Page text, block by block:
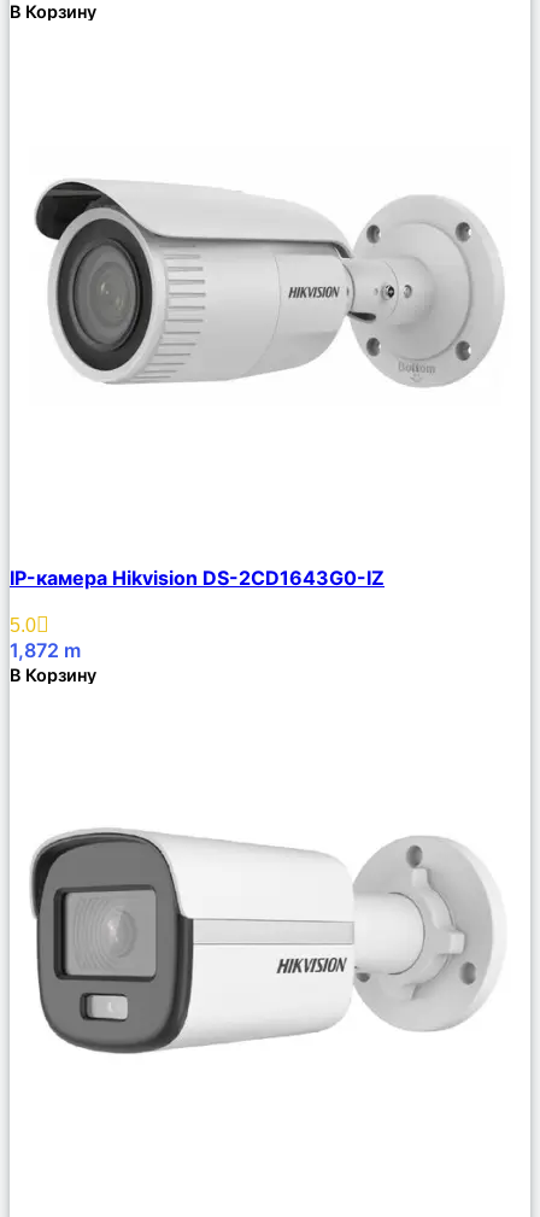
В Корзину
Описание
Избранное
IP-камера Hikvision DS-2CD1643G0-IZ
5.0
1,872 m
В Корзину